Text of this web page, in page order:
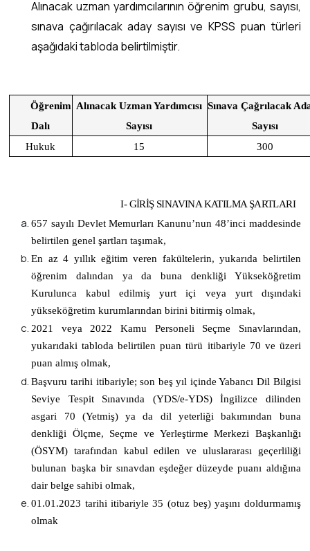
Alınacak uzman yardımcılarının öğrenim grubu, sayısı,
sınava çağırılacak aday sayısı ve KPSS puan türleri
aşağıdaki tabloda belirtilmiştir.
Öğrenim
Dalı
Alınacak Uzman Yardımcısı
Sayısı
Sınava Çağrılacak
Sayısı
Hukuk
15 300
I- GİRİŞ SINAVINA KATILMA ŞARTLARI
657 sayılı Devlet Memurları Kanunu’nun 48’inci maddesinde
belirtilen genel şartları taşımak,
En az 4 yıllık eğitim veren fakültelerin, yukarıda belirtilen
öğrenim dalından ya da buna denkliği Yükseköğretim
Kurulunca kabul edilmiş yurt içi veya yurt dışındaki
yükseköğretim kurumlarından birini bitirmiş olmak,
2021 veya 2022 Kamu Personeli Seçme Sınavlarından,
yukarıdaki tabloda belirtilen puan türü itibariyle 70 ve üzeri
puan almış olmak,
Başvuru tarihi itibariyle; son beş yıl içinde Yabancı Dil Bilgisi
Seviye Tespit Sınavında (YDS/e-YDS) İngilizce dilinden
asgari 70 (Yetmiş) ya da dil yeterliği bakımından buna
denkliği Ölçme, Seçme ve Yerleştirme Merkezi Başkanlığı
(ÖSYM) tarafından kabul edilen ve uluslararası geçerliliği
bulunan başka bir sınavdan eşdeğer düzeyde puanı aldığına
dair belge sahibi olmak,
01.01.2023 tarihi itibariyle 35 (otuz beş) yaşını doldurmamış
olmak